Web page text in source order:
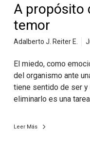
A propósito
temor
Adalberto J. Reiter E.
El miedo, como
del organismo ante
tiene sentido de ser y
eliminarlo es una
Leer Más